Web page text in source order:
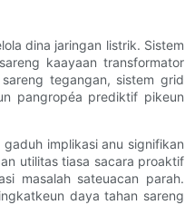
dina jaringan listrik. Sistem
kaayaan transformator
tegangan, sistem grid
pangropéa prediktif pikeun
implikasi anu signifikan
utilitas tiasa sacara proaktif
masalah sateuacan parah.
daya tahan sareng